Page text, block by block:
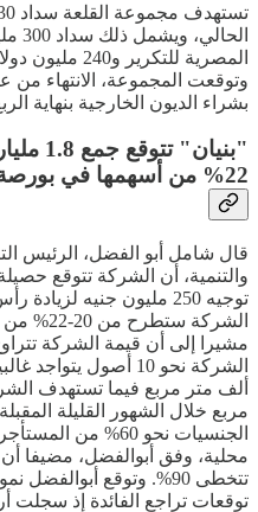
وتوقعت المجموعة، الانتهاء من
بشراء الديون الخارجية بنهاية
22% من أسهمها في بورصة مصر
قال شامل أبو الفضل، الرئيس
توجيه 250 مليون جنيه
الشركة
مربع خلال الشهور القليلة
محلية، وفق أبوالفضل، مضيفا
تتخطى 90%. وتوقع